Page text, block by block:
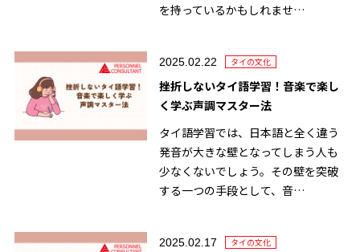
を持っているかもしれませ…
2025.02.22 タイの文化
挫折しないタイ語学習！音楽で楽し
く学ぶ声調マスター法
タイ語学習では、日本語と全く違う
発音が大きな壁となってしまう人も
少なくないでしょう。その壁を突破
する一つの手段として、音…
2025.02.17 タイの文化